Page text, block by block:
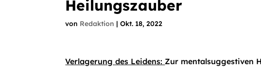
Heilungszauber
von Redaktion |Okt. 18, 2022
Verlagerung des Leidens: Zur mentalsuggestiven